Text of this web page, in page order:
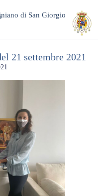
di San Giorgio
21 settembre 2021